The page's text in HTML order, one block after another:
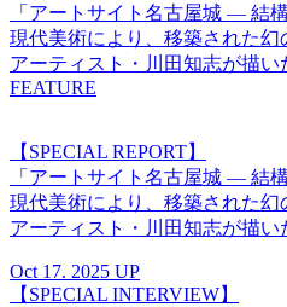
「アートサイト名古屋城 ― 結
現代美術により、移築された幻
アーティスト・川田知志が描い
FEATURE
【SPECIAL REPORT】
「アートサイト名古屋城 ― 結
現代美術により、移築された幻
アーティスト・川田知志が描い
Oct 17. 2025 UP
【SPECIAL INTERVIEW】